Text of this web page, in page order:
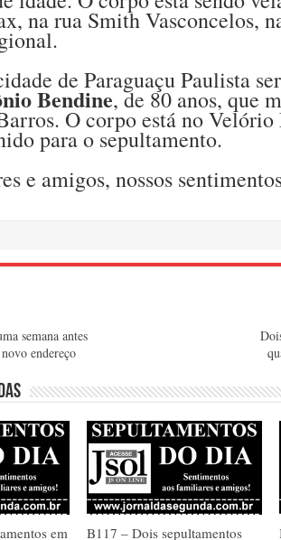
na rua Smith Vasconcelos,
de Paraguaçu Paulista
Bendine, de 80 anos, que
O corpo está no
para o sepultamento.
e amigos, nossos
semana antes
endereço
em
B117 – Dois sepultamentos